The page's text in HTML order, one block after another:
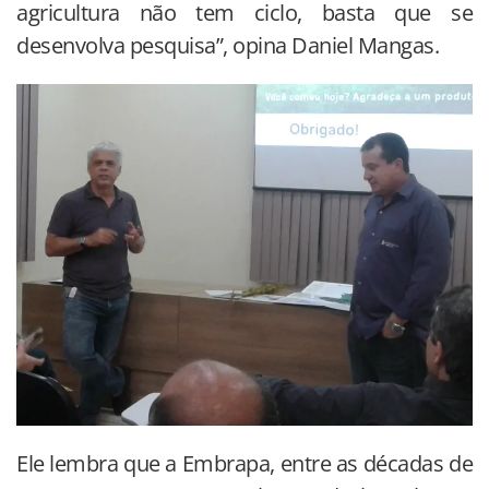
agricultura não tem ciclo, basta que se
desenvolva pesquisa”, opina Daniel Mangas.
Ele lembra que a Embrapa, entre as décadas de